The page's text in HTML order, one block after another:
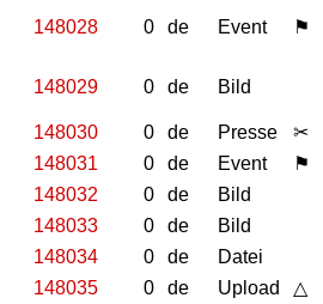
148028 0 de Event ⚑
148029 0 de Bild
148030
0 de Presse ✂
148031
0 de Event ⚑
148032
0 de Bild
148033
0 de Bild
148034
0 de Datei
148035
0 de Upload △